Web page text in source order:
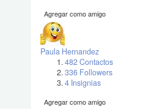
Agregar como amigo
Paula Hernandez
482 Contactos
336 Followers
4 Insignias
Agregar como amigo